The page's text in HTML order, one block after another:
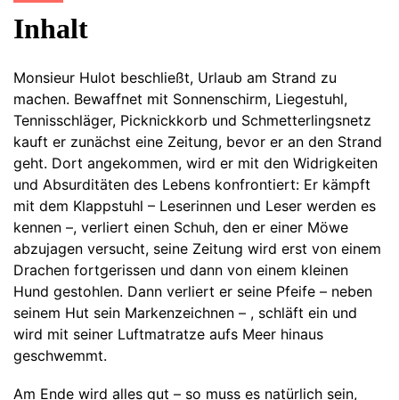
Inhalt
Monsieur Hulot beschließt, Urlaub am Strand zu
machen. Bewaffnet mit Sonnenschirm, Liegestuhl,
Tennisschläger, Picknickkorb und Schmetterlingsnetz
kauft er zunächst eine Zeitung, bevor er an den Strand
geht. Dort angekommen, wird er mit den Widrigkeiten
und Absurditäten des Lebens konfrontiert: Er kämpft
mit dem Klappstuhl – Leserinnen und Leser werden es
kennen –, verliert einen Schuh, den er einer Möwe
abzujagen versucht, seine Zeitung wird erst von einem
Drachen fortgerissen und dann von einem kleinen
Hund gestohlen. Dann verliert er seine Pfeife – neben
seinem Hut sein Markenzeichnen – , schläft ein und
wird mit seiner Luftmatratze aufs Meer hinaus
geschwemmt.
Am Ende wird alles gut – so muss es natürlich sein,